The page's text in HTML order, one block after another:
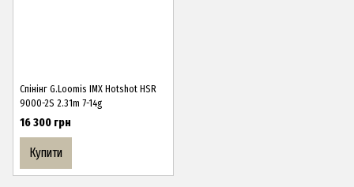
Спінінг G.Loomis IMX Hotshot HSR
9000-2S 2.31m 7-14g
16 300 грн
Купити